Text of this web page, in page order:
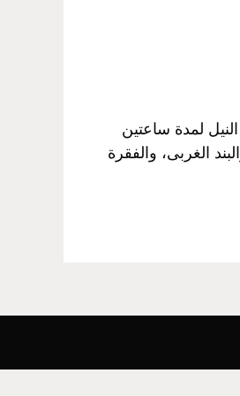
لمدة ساعتين
الغربى، والفقرة